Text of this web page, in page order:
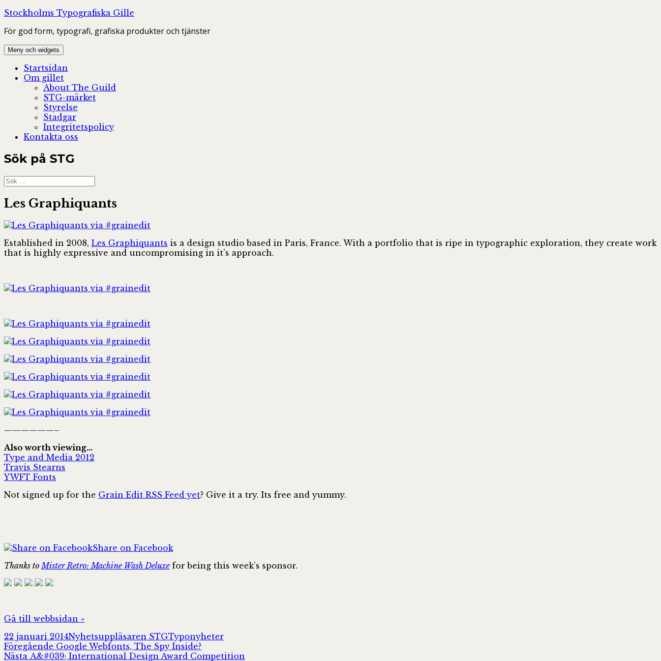
Hoppa
innehåll
Stockholms Typografiska Gille
För god form, typografi, grafiska produkter och tjänster
Meny och widgets
Startsidan
Om gillet
About The Guild
STG-märket
Styrelse
Stadgar
Integritetspolicy
Kontakta oss
Sök på STG
Sök
efter:
Les Graphiquants
Established in 2008, Les Graphiquants is a design studio based in Paris, France. With a portfolio that is ripe in typographic exploration, they create work
that is highly expressive and uncompromising in it’s approach.
——————–
Also worth viewing…
Type and Media 2012
Travis Stearns
YWFT Fonts
Not signed up for the Grain Edit RSS Feed yet? Give it a try. Its free and yummy.
Share on Facebook
Thanks to Mister Retro: Machine Wash Deluxe for being this week’s sponsor.
Gå till webbsidan »
Postat
22 januari 2014Författare
Nyhetsuppläsaren STGKategorier
Typonyheter
Inläggsnavigering
Föregående Föregående
inlägg:
Google Webfonts, The Spy Inside?
Nästa Nästa
A&#039; International Design Award Competition